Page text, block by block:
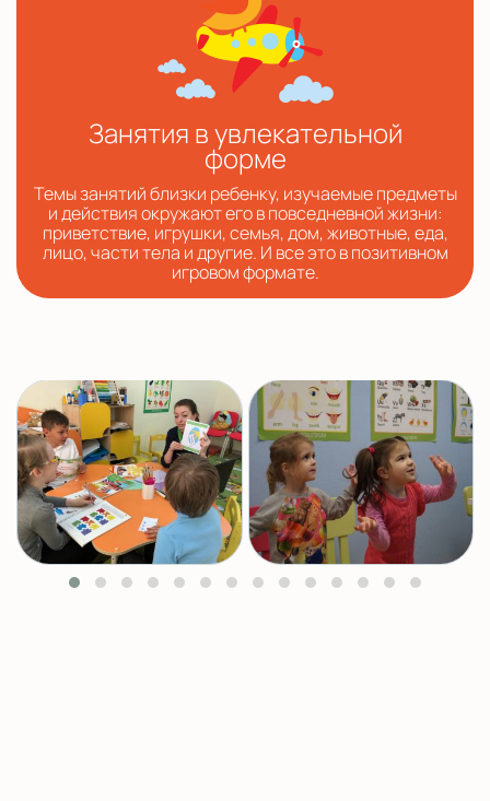
Занятия в увлекательной
форме
Темы занятий близки ребенку, изучаемые предметы
и действия окружают его в повседневной жизни:
приветствие, игрушки, семья, дом, животные, еда,
лицо, части тела и другие. И все это в позитивном
игровом формате.